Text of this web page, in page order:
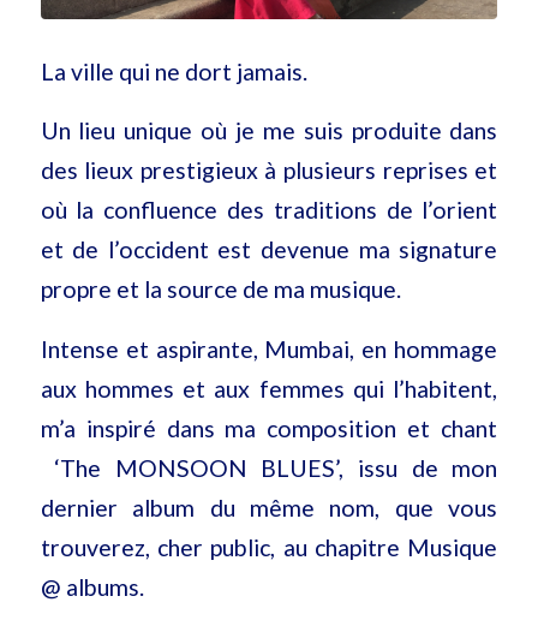
La ville qui ne dort jamais.
Un lieu unique où je me suis produite dans
des lieux prestigieux à plusieurs reprises et
où la confluence des traditions de l’orient
et de l’occident est devenue ma signature
propre et la source de ma musique.
Intense et aspirante, Mumbai, en hommage
aux hommes et aux femmes qui l’habitent,
m’a inspiré dans ma composition et chant
‘The MONSOON BLUES’, issu de mon
dernier album du même nom, que vous
trouverez, cher public, au chapitre Musique
@ albums.